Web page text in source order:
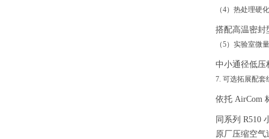
（4）热处理硬
搭配高温密封
（5）实验室微
中小通径低压
7. 可选拓展配套
依托 AirCom
同系列 R510
原厂压缩空气